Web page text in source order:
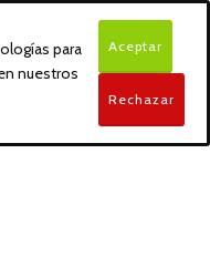
para
nuestros
Aceptar
Rechazar